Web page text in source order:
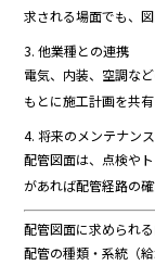
求される場面でも、
3.他業種との連携
電気、 内装、 空調など
も とに施工計画を共有
4.将来の メンテナンス
配管図面は、 点検や
があれば配管経路の
配管図面に求められる
配管の種類・系統（